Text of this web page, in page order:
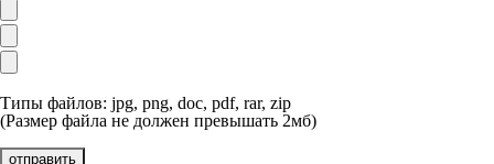
Типы файлов: jpg, png, doc, pdf, rar, zip
(Размер файла не должен превышать 2мб)